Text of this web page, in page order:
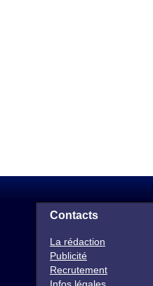
Contacts
La rédaction
Publicité
Recrutement